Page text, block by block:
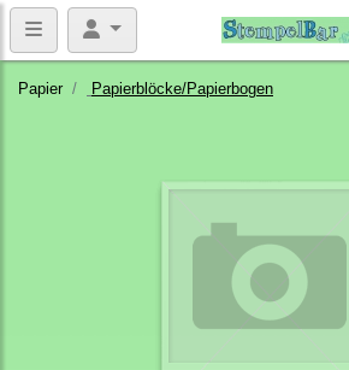
Papier Papierblöcke/Papierbogen